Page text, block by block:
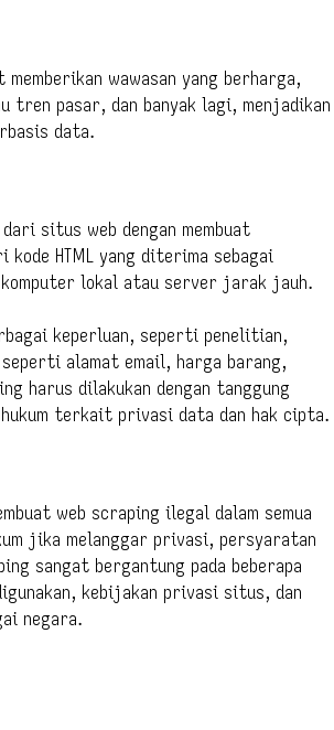
wawasan yang berharga,
tren pasar, dan banyak lagi, menjadikan
data.
situs web dengan membuat
HTML yang diterima sebagai
komputer lokal atau server jarak jauh.
keperluan, seperti penelitian,
alamat email, harga barang,
harus dilakukan dengan tanggung
terkait privasi data dan hak cipta.
web scraping ilegal dalam semua
jika melanggar privasi, persyaratan
sangat bergantung pada beberapa
kebijakan privasi situs, dan
negara.